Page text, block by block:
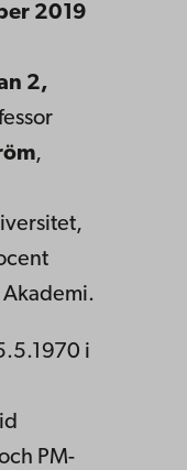
2019
2,
,
Akademi.
i
PM-